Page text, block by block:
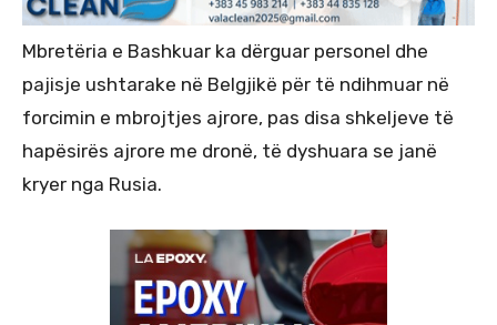
Mbretëria e Bashkuar ka dërguar personel dhe
pajisje ushtarake në Belgjikë për të ndihmuar në
forcimin e mbrojtjes ajrore, pas disa shkeljeve të
hapësirës ajrore me dronë, të dyshuara se janë
kryer nga Rusia.